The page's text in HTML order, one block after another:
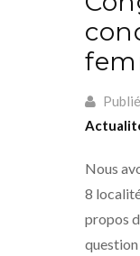
Nous
8
propos